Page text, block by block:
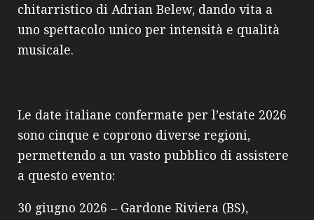
chitarristico di Adrian Belew, dando vita a
uno spettacolo unico per intensità e qualità
musicale.
Le date italiane confermate per l’estate 2026
sono cinque e coprono diverse regioni,
permettendo a un vasto pubblico di assistere
a questo evento:
30 giugno 2026 – Gardone Riviera (BS),